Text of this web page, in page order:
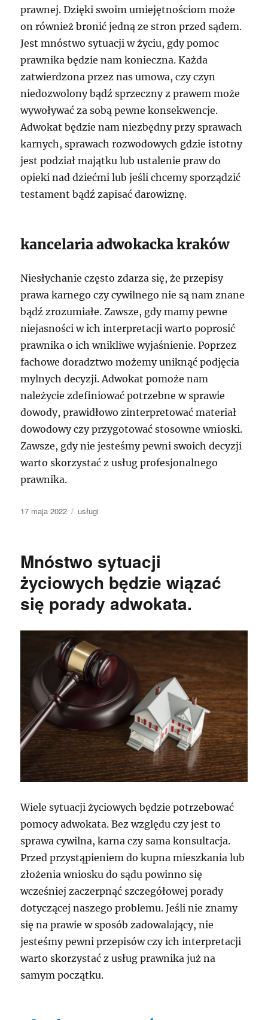
prawnej. Dzięki swoim umiejętnościom może
on również bronić jedną ze stron przed sądem.
Jest mnóstwo sytuacji w życiu, gdy pomoc
prawnika będzie nam konieczna. Każda
zatwierdzona przez nas umowa, czy czyn
niedozwolony bądź sprzeczny z prawem może
wywoływać za sobą pewne konsekwencje.
Adwokat będzie nam niezbędny przy sprawach
karnych, sprawach rozwodowych gdzie istotny
jest podział majątku lub ustalenie praw do
opieki nad dziećmi lub jeśli chcemy sporządzić
testament bądź zapisać darowiznę.
kancelaria adwokacka kraków
Niesłychanie często zdarza się, że przepisy
prawa karnego czy cywilnego nie są nam znane
bądź zrozumiałe. Zawsze, gdy mamy pewne
niejasności w ich interpretacji warto poprosić
prawnika o ich wnikliwe wyjaśnienie. Poprzez
fachowe doradztwo możemy uniknąć podjęcia
mylnych decyzji. Adwokat pomoże nam
należycie zdefiniować potrzebne w sprawie
dowody, prawidłowo zinterpretować materiał
dowodowy czy przygotować stosowne wnioski.
Zawsze, gdy nie jesteśmy pewni swoich decyzji
warto skorzystać z usług profesjonalnego
prawnika.
Data
17 maja 2022 Kategorie
usługi
Mnóstwo sytuacji
życiowych będzie wiązać
się porady adwokata.
Wiele sytuacji życiowych będzie potrzebować
pomocy adwokata. Bez względu czy jest to
sprawa cywilna, karna czy sama konsultacja.
Przed przystąpieniem do kupna mieszkania lub
złożenia wniosku do sądu powinno się
wcześniej zaczerpnąć szczegółowej porady
dotyczącej naszego problemu. Jeśli nie znamy
się na prawie w sposób zadowalający, nie
jesteśmy pewni przepisów czy ich interpretacji
warto skorzystać z usług prawnika już na
samym początku.